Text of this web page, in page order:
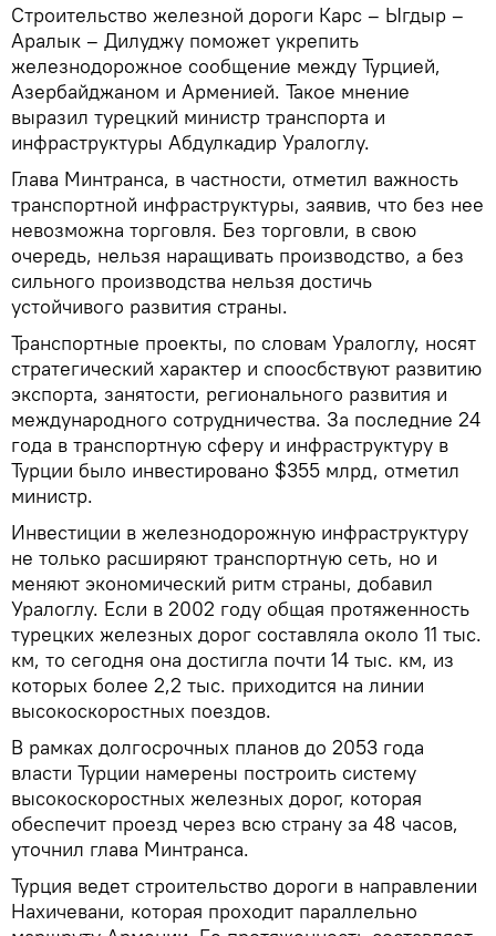
Строительство железной дороги Карс – Ыгдыр –
Аралык – Дилуджу поможет укрепить
железнодорожное сообщение между Турцией,
Азербайджаном и Арменией. Такое мнение
выразил турецкий министр транспорта и
инфраструктуры Абдулкадир Уралоглу.
Глава Минтранса, в частности, отметил важность
транспортной инфраструктуры, заявив, что без нее
невозможна торговля. Без торговли, в свою
очередь, нельзя наращивать производство, а без
сильного производства нельзя достичь
устойчивого развития страны.
Транспортные проекты, по словам Уралоглу, носят
стратегический характер и споосбствуют развитию
экспорта, занятости, регионального развития и
международного сотрудничества. За последние 24
года в транспортную сферу и инфраструктуру в
Турции было инвестировано $355 млрд, отметил
министр.
Инвестиции в железнодорожную инфраструктуру
не только расширяют транспортную сеть, но и
меняют экономический ритм страны, добавил
Уралоглу. Если в 2002 году общая протяженность
турецких железных дорог составляла около 11 тыс.
км, то сегодня она достигла почти 14 тыс. км, из
которых более 2,2 тыс. приходится на линии
высокоскоростных поездов.
В рамках долгосрочных планов до 2053 года
власти Турции намерены построить систему
высокоскоростных железных дорог, которая
обеспечит проезд через всю страну за 48 часов,
уточнил глава Минтранса.
Турция ведет строительство дороги в направлении
Нахичевани, которая проходит параллельно